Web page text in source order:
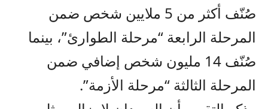
صُنّف أكثر من 5 ملايين شخص ضمن
المرحلة الرابعة “مرحلة الطوارئ”، بينما
صُنّف 14 مليون شخص إضافي ضمن
المرحلة الثالثة “مرحلة الأزمة”.